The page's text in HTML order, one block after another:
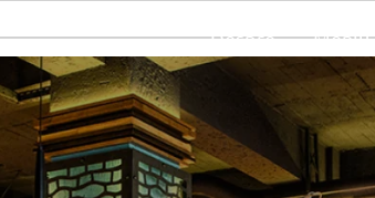
Despre Meniu